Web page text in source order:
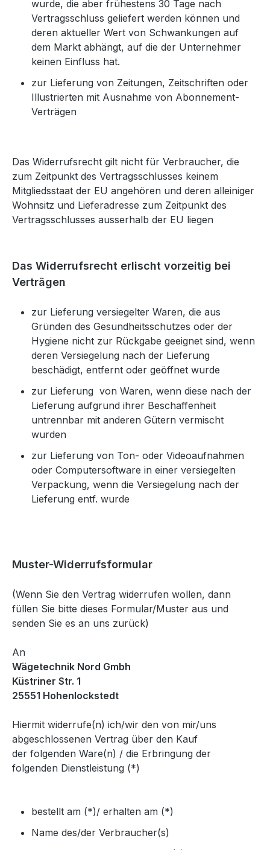
wurde, die aber frühestens 30 Tage nach
Vertragsschluss geliefert werden können und
deren aktueller Wert von Schwankungen auf
dem Markt abhängt, auf die der Unternehmer
keinen Einfluss hat.
zur Lieferung von Zeitungen, Zeitschriften oder
Illustrierten mit Ausnahme von Abonnement-
Verträgen
Das Widerrufsrecht gilt nicht für Verbraucher, die
zum Zeitpunkt des Vertragsschlusses keinem
Mitgliedsstaat der EU angehören und deren alleiniger
Wohnsitz und Lieferadresse zum Zeitpunkt des
Vertragsschlusses ausserhalb der EU liegen
Das Widerrufsrecht erlischt vorzeitig bei
Verträgen
zur Lieferung versiegelter Waren, die aus
Gründen des Gesundheitsschutzes oder der
Hygiene nicht zur Rückgabe geeignet sind, wenn
deren Versiegelung nach der Lieferung
beschädigt, entfernt oder geöffnet wurde
zur Lieferung von Waren, wenn diese nach der
Lieferung aufgrund ihrer Beschaffenheit
untrennbar mit anderen Gütern vermischt
wurden
zur Lieferung von Ton- oder Videoaufnahmen
oder Computersoftware in einer versiegelten
Verpackung, wenn die Versiegelung nach der
Lieferung entf. wurde
Muster-Widerrufsformular
(Wenn Sie den Vertrag widerrufen wollen, dann
füllen Sie bitte dieses Formular/Muster aus und
senden Sie es an uns zurück)
An
Wägetechnik Nord Gmbh
Küstriner Str. 1
25551 Hohenlockstedt
Hiermit widerrufe(n) ich/wir den von mir/uns
abgeschlossenen Vertrag über den Kauf
der folgenden Ware(n) / die Erbringung der
folgenden Dienstleistung (*)
bestellt am (*)/ erhalten am (*)
Name des/der Verbraucher(s)